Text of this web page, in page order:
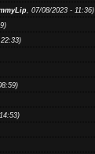
, 07/08/2023 - 11:36)